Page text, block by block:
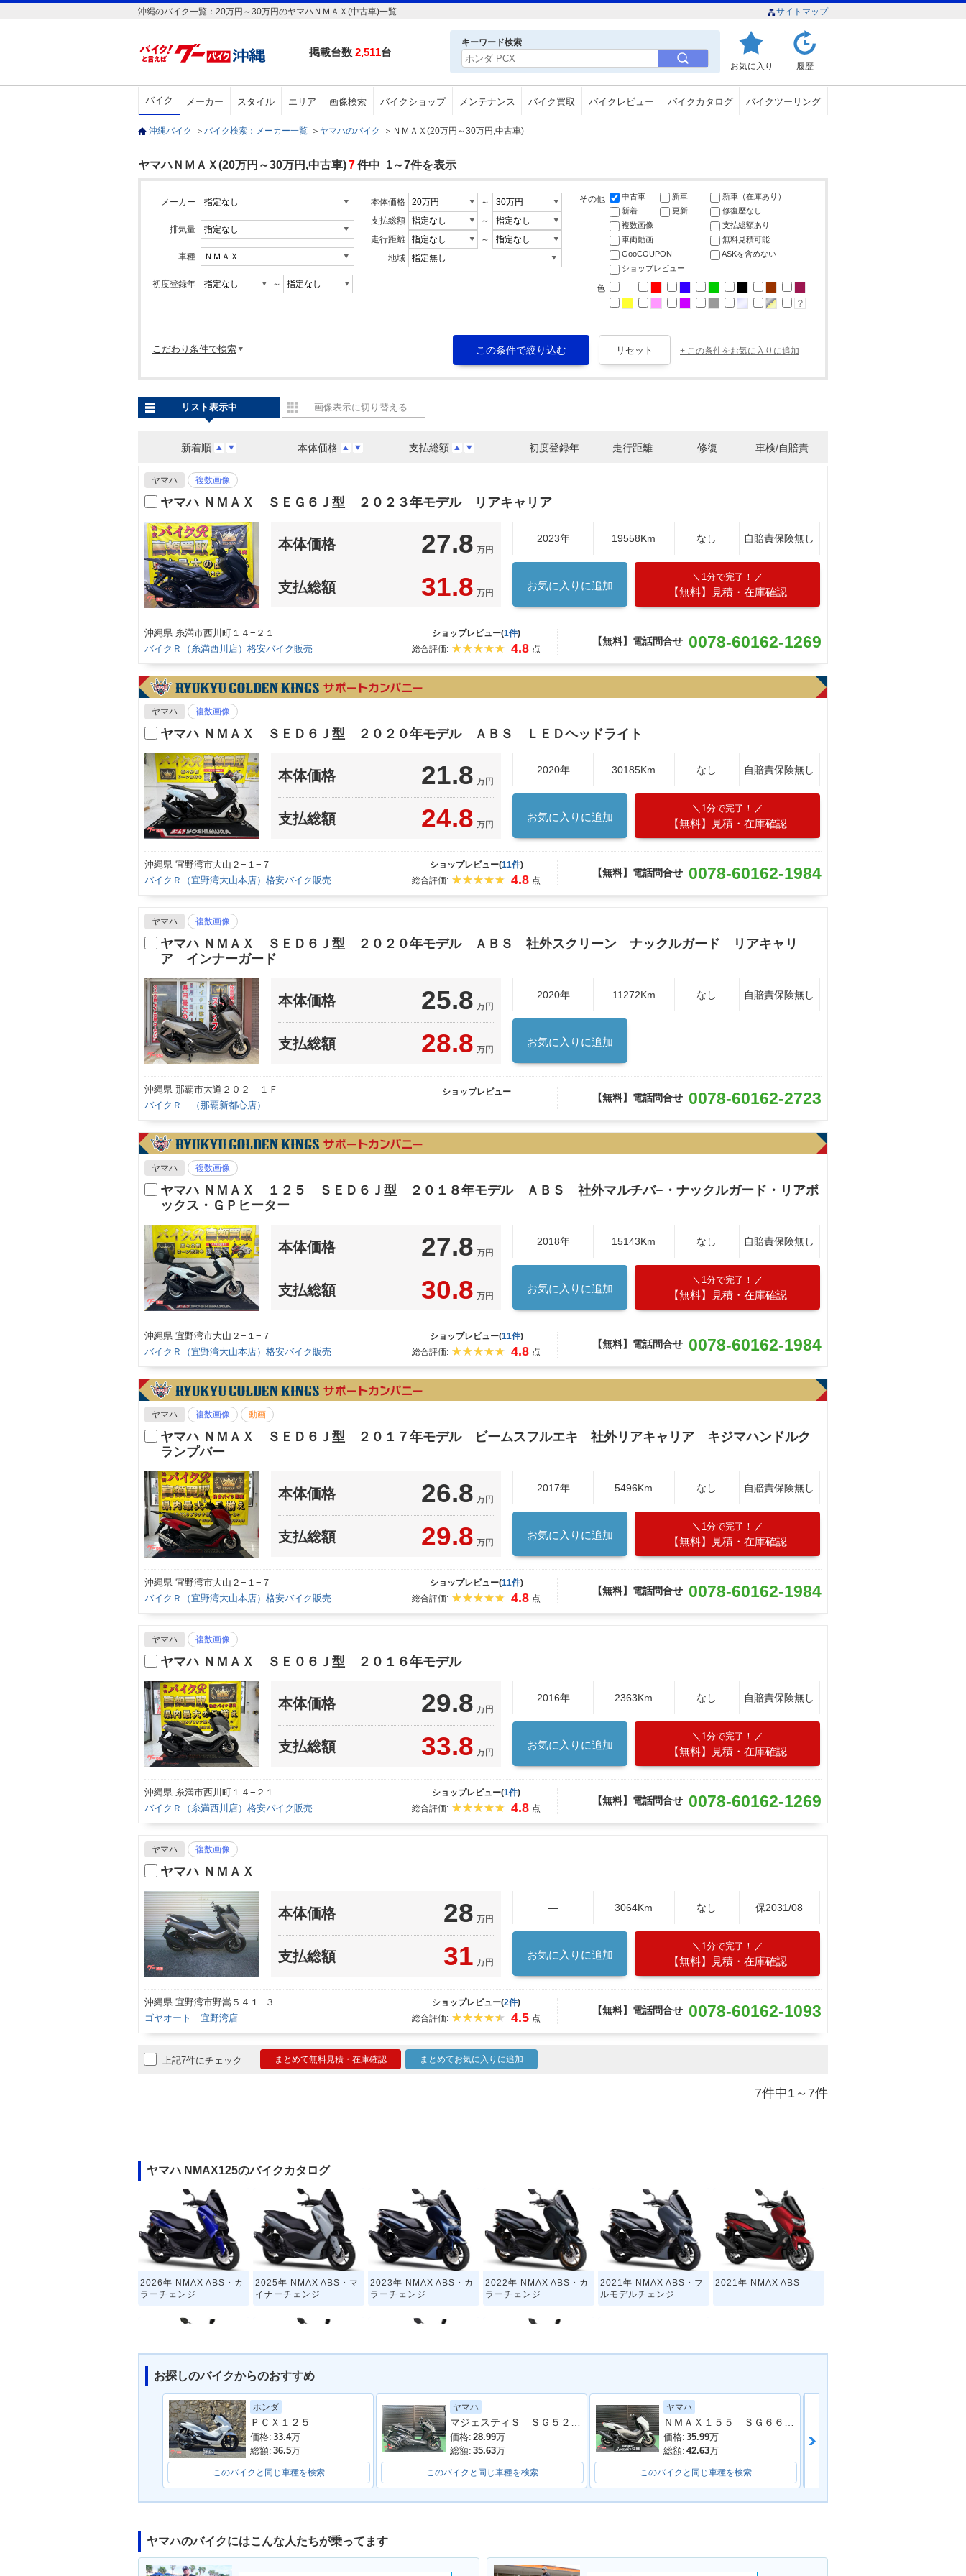
沖縄のバイク一覧：20万円～30万円のヤマハＮＭＡＸ(中古車)一覧 サイトマップ
掲載台数 2,511台
キーワード検索
お気に入り 履歴
バイク メーカー スタイル エリア 画像検索 バイクショップ メンテナンス バイク買取 バイクレビュー バイクカタログ バイクツーリング
沖縄バイク ＞ バイク検索：メーカー一覧 ＞ ヤマハのバイク ＞ ＮＭＡＸ(20万円～30万円,中古車)
ヤマハＮＭＡＸ(20万円～30万円,中古車)7件中 1～7件を表示
メーカー
排気量
車種
初度登録年 ～
本体価格
～
支払総額
～
走行距離
～
地域
その他 中古車 新車
新車（在庫あり）
新着
更新
修復歴なし
複数画像
支払総額あり
車両動画
無料見積可能
GooCOUPON
ASKを含めない
ショップレビュー
色
こだわり条件で検索 + この条件をお気に入りに追加
新着順 本体価格 支払総額 初度登録年 走行距離 修復 車検/自賠責
リスト表示中 画像表示に切り替える
ヤマハ 複数画像
ヤマハ ＮＭＡＸ ＳＥＧ６Ｊ型 ２０２３年モデル リアキャリア
本体価格 27.8 万円
支払総額 31.8 万円
2023年 19558Km なし 自賠責保険無し
お気に入りに追加
1分で完了！
【無料】見積・在庫確認
沖縄県 糸満市西川町１４−２１
バイクＲ（糸満西川店）格安バイク販売
ショップレビュー(1件)
総合評価:
4.8 点
【無料】電話問合せ 0078-60162-1269
ヤマハ 複数画像
ヤマハ ＮＭＡＸ ＳＥＤ６Ｊ型 ２０２０年モデル ＡＢＳ ＬＥＤヘッドライト
本体価格 21.8 万円
支払総額 24.8 万円
2020年 30185Km なし 自賠責保険無し
お気に入りに追加
1分で完了！
【無料】見積・在庫確認
沖縄県 宜野湾市大山２−１−７
バイクＲ（宜野湾大山本店）格安バイク販売
ショップレビュー(11件)
総合評価:
4.8 点
【無料】電話問合せ 0078-60162-1984
ヤマハ 複数画像
ヤマハ ＮＭＡＸ ＳＥＤ６Ｊ型 ２０２０年モデル ＡＢＳ 社外スクリーン ナックルガード リアキャリ
ア インナーガード
本体価格 25.8 万円
支払総額 28.8 万円
2020年 11272Km なし 自賠責保険無し
お気に入りに追加
沖縄県 那覇市大道２０２ １Ｆ
バイクＲ （那覇新都心店）
ショップレビュー
―
【無料】電話問合せ 0078-60162-2723
ヤマハ 複数画像
ヤマハ ＮＭＡＸ １２５ ＳＥＤ６Ｊ型 ２０１８年モデル ＡＢＳ 社外マルチバ−・ナックルガード・リアボ
ックス・ＧＰヒーター
本体価格 27.8 万円
支払総額 30.8 万円
2018年 15143Km なし 自賠責保険無し
お気に入りに追加
1分で完了！
【無料】見積・在庫確認
沖縄県 宜野湾市大山２−１−７
バイクＲ（宜野湾大山本店）格安バイク販売
ショップレビュー(11件)
総合評価:
4.8 点
【無料】電話問合せ 0078-60162-1984
ヤマハ 複数画像 動画
ヤマハ ＮＭＡＸ ＳＥＤ６Ｊ型 ２０１７年モデル ビームスフルエキ 社外リアキャリア キジマハンドルク
ランプバー
本体価格 26.8 万円
支払総額 29.8 万円
2017年 5496Km なし 自賠責保険無し
お気に入りに追加
1分で完了！
【無料】見積・在庫確認
沖縄県 宜野湾市大山２−１−７
バイクＲ（宜野湾大山本店）格安バイク販売
ショップレビュー(11件)
総合評価:
4.8 点
【無料】電話問合せ 0078-60162-1984
ヤマハ 複数画像
ヤマハ ＮＭＡＸ ＳＥ０６Ｊ型 ２０１６年モデル
本体価格 29.8 万円
支払総額 33.8 万円
2016年 2363Km なし 自賠責保険無し
お気に入りに追加
1分で完了！
【無料】見積・在庫確認
沖縄県 糸満市西川町１４−２１
バイクＲ（糸満西川店）格安バイク販売
ショップレビュー(1件)
総合評価:
4.8 点
【無料】電話問合せ 0078-60162-1269
ヤマハ 複数画像
ヤマハ ＮＭＡＸ
本体価格 28 万円
支払総額 31 万円
― 3064Km なし 保2031/08
お気に入りに追加
1分で完了！
【無料】見積・在庫確認
沖縄県 宜野湾市野嵩５４１−３
ゴヤオート 宜野湾店
ショップレビュー(2件)
総合評価:
4.5 点
【無料】電話問合せ 0078-60162-1093
上記7件にチェック まとめて無料見積・在庫確認 まとめてお気に入りに追加
7件中1～7件
ヤマハ NMAX125のバイクカタログ
2026年 NMAX ABS・カ
ラーチェンジ
2025年 NMAX ABS・マ
イナーチェンジ
2023年 NMAX ABS・カ
ラーチェンジ
2022年 NMAX ABS・カ
ラーチェンジ
2021年 NMAX ABS・フ
ルモデルチェンジ
2021年 NMAX ABS
2020年 NMAX ABS・カ
ラーチェンジ
2019年 NMAX ABS・カ
ラーチェンジ
2018年 NMAX ABS・カ
ラーチェンジ
イナーチェンジ
2016年 NMAX・新登場
お探しのバイクからのおすすめ
ホンダ
ＰＣＸ１２５
価格: 33.4万
総額: 36.5万
このバイクと同じ車種を検索
ヤマハ
価格: 28.99万
総額: 35.63万
このバイクと同じ車種を検索
ヤマハ
価格: 35.99万
総額: 42.63万
このバイクと同じ車種を検索
ヤマハのバイクにはこんな人たちが乗ってます